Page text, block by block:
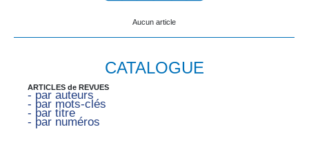
Aucun article
CATALOGUE
ARTICLES de REVUES
- par auteurs
- par mots-clés
- par titre
- par numéros